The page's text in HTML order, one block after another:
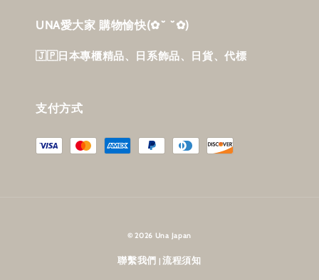
UNA愛大家 購物愉快‎(✿˘ ˘✿)
🇯🇵日本專櫃精品、日系飾品、日貨、代標
支付方式
© 2026 Una Japan
聯繫我們 |流程須知